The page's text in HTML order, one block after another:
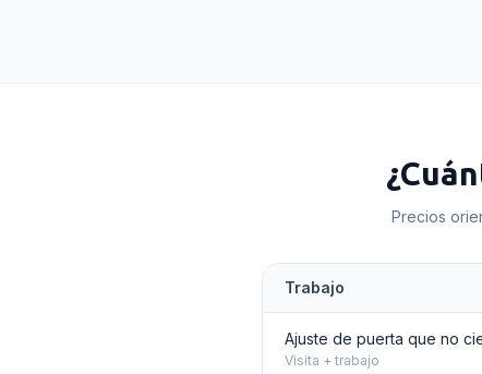
Precios
Trabajo
Ajuste de puerta que no
Visita + trabajo